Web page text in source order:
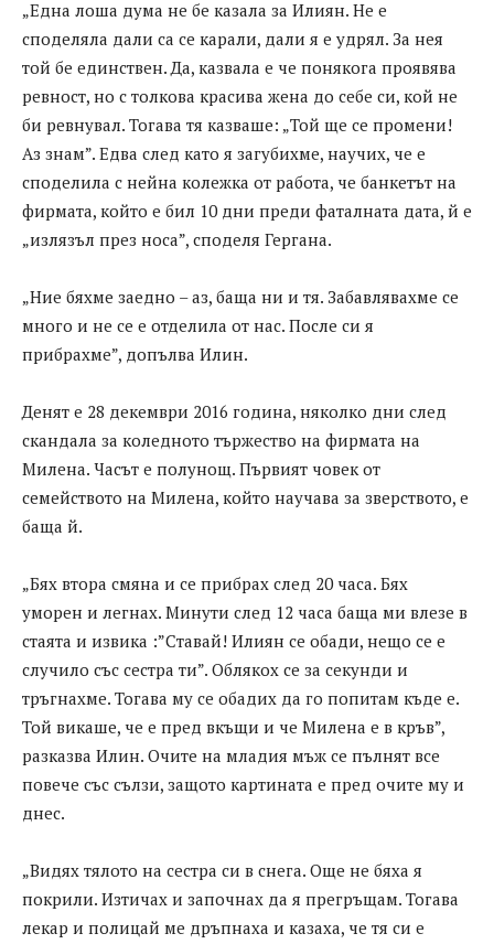
„Една лоша дума не бе казала за Илиян. Не е
споделяла дали са се карали, дали я е удрял. За нея
той бе единствен. Да, казвала е че понякога проявява
ревност, но с толкова красива жена до себе си, кой не
би ревнувал. Тогава тя казваше: „Той ще се промени!
Аз знам”. Едва след като я загубихме, научих, че е
споделила с нейна колежка от работа, че банкетът на
фирмата, който е бил 10 дни преди фаталната дата, й е
„излязъл през носа”, споделя Гергана.
„Ние бяхме заедно – аз, баща ни и тя. Забавлявахме се
много и не се е отделила от нас. После си я
прибрахме”, допълва Илин.
Денят е 28 декември 2016 година, няколко дни след
скандала за коледното тържество на фирмата на
Милена. Часът е полунощ. Първият човек от
семейството на Милена, който научава за зверството, е
баща й.
„Бях втора смяна и се прибрах след 20 часа. Бях
уморен и легнах. Минути след 12 часа баща ми влезе в
стаята и извика :”Ставай! Илиян се обади, нещо се е
случило със сестра ти”. Облякох се за секунди и
тръгнахме. Тогава му се обадих да го попитам къде е.
Той викаше, че е пред вкъщи и че Милена е в кръв”,
разказва Илин. Очите на младия мъж се пълнят все
повече със сълзи, защото картината е пред очите му и
днес.
„Видях тялото на сестра си в снега. Още не бяха я
покрили. Изтичах и започнах да я прегръщам. Тогава
лекар и полицай ме дръпнаха и казаха, че тя си е